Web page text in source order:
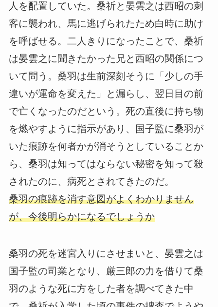
人を配置していた。桑祈と晏雲之は西昭の刺
客に襲われ、馬に逃げられたため白時に助け
を呼ばせる。二人きりになったことで、桑祈
は晏雲之に聞きたかった兄と西昭の関係につ
いて問う。桑羽は生前深刻そうに「少しの手
違いが運命を変えた」と漏らし、翌日目の前
で亡くなったのだという。死の直後に持ち物
を燃やすように指示があり、国子監に桑羽が
いた痕跡を何者かが消そうとしていることか
ら、桑羽は知ってはならない秘密を知って殺
されたのに、病死とされてきたのだ。
桑羽の痕跡を消す意図がよくわかりません
が、今後明らかになるでしょうか
桑羽の死を迷宮入りにさせまいと、晏雲之は
国子監の司業となり、厳三郎の力を借りて桑
羽のような死に方をした者を調べてきた中